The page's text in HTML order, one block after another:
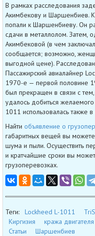
В рамках расследования
Акимбекову и Шаршенбиев.
попали к Шаршенбиеву. Он
сдачи в металлолом. Затем,
Акимбековой (в чем
сообщается; возможно,
выгодной цене).
Пассажирский авиалайнер
1970-е — первой половине
был прекращен в связи с
удалось добиться
1011 использовалась также
Найти объявление о
габаритных вещей вы
шума и пыли. Осуществить
и кратчайшие сроки вы
грузоперевозках.
Теги: Lockheed L-1011
Киргизия
кража двигателя
Статьи
Шаршенбиев